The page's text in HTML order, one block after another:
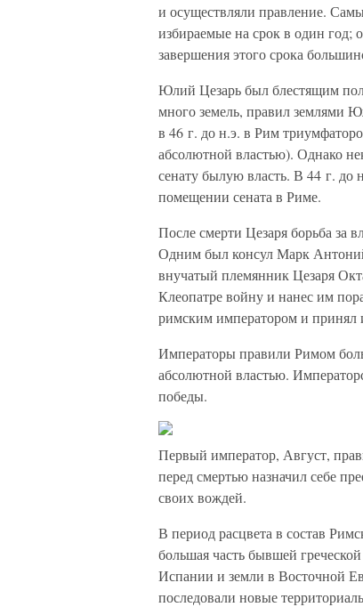
и осуществляли правление.
избираемые на срок в один
завершения этого срока
Юлий Цезарь был блестящим
много земель, правил землями
в 46 г. до н.э. в Рим
абсолютной властью). Однако
сенату былую власть. В 44 г. до
помещении сената в Риме.
После смерти Цезаря борьба за
Одним был консул Марк
внучатый племянник Цезаря
Клеопатре войну и нанес им
римским императором и принял
Императоры правили Римом
абсолютной властью.
победы.
Первый император, Август,
перед смертью назначил себе
своих вождей.
В период расцвета в состав
большая часть бывшей
Испании и земли в Восточной
последовали новые